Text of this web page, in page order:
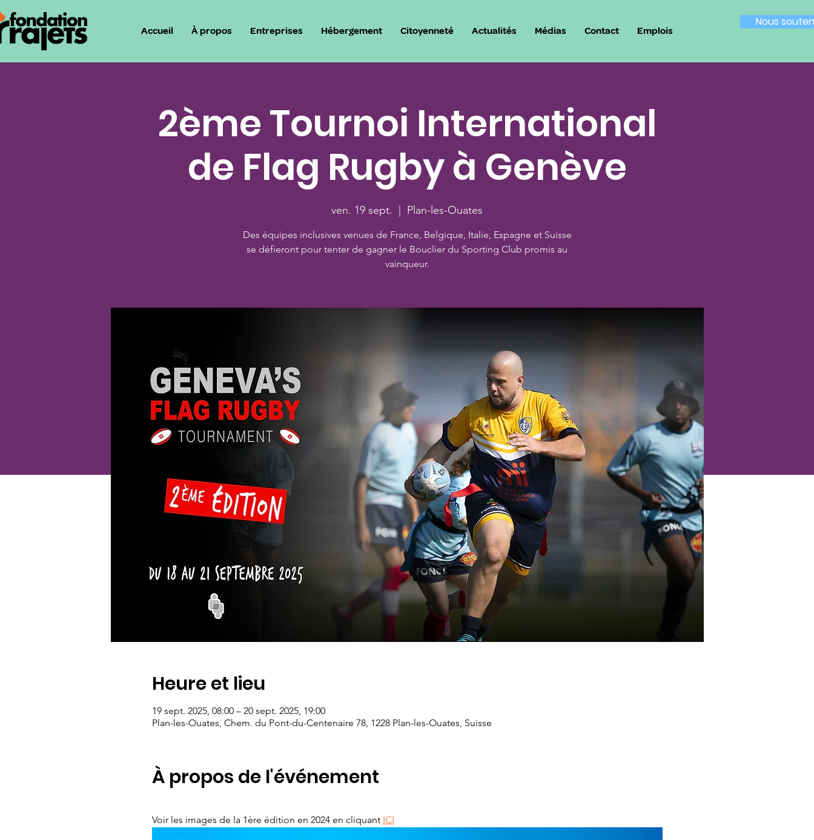
Accueil À propos Entreprises Hébergement Citoyenneté Actualités Médias Contact Emplois
Nous
2ème Tournoi International
de Flag Rugby à Genève
ven. 19 sept. Plan-les-Ouates
Des équipes inclusives venues de France, Belgique, Italie, Espagne et Suisse
se défieront pour tenter de gagner le Bouclier du Sporting Club promis au
vainqueur.
Heure et lieu
19 sept. 2025, 08:00 – 20 sept. 2025, 19:00
Plan-les-Ouates, Chem. du Pont-du-Centenaire 78, 1228 Plan-les-Ouates, Suisse
À propos de l'événement
Voir les images de la 1ère édition en 2024 en cliquant ICI